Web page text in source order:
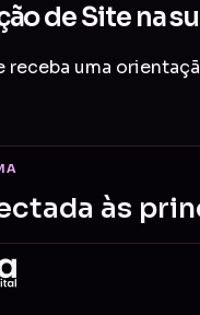
de Site na
uma
às